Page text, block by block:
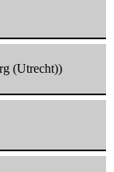
(Utrecht))